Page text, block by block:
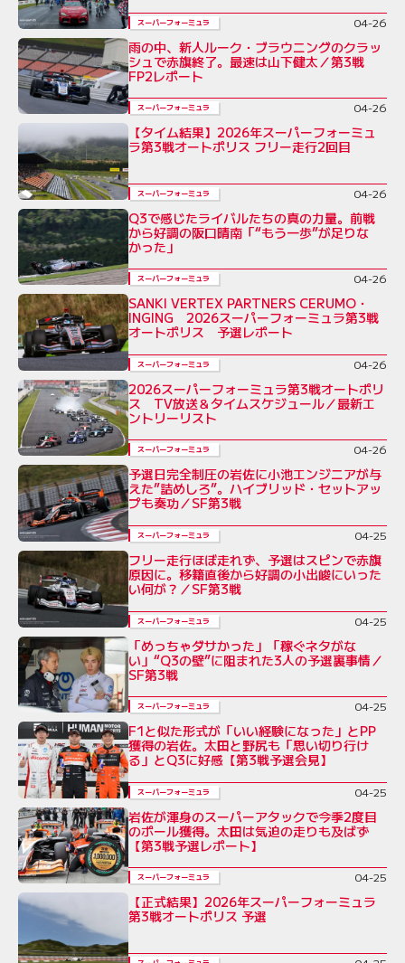
スーパーフォーミュラ 04-26
雨の中、新人ルーク・ブラウニングのクラッ
シュで赤旗終了。最速は山下健太／第3戦
FP2レポート
スーパーフォーミュラ 04-26
【タイム結果】2026年スーパーフォーミュ
ラ第3戦オートポリス フリー走行2回目
スーパーフォーミュラ 04-26
Q3で感じたライバルたちの真の力量。前戦
から好調の阪口晴南「“もう一歩”が足りな
かった」
スーパーフォーミュラ 04-26
SANKI VERTEX PARTNERS CERUMO・
INGING 2026スーパーフォーミュラ第3戦
オートポリス 予選レポート
スーパーフォーミュラ 04-26
2026スーパーフォーミュラ第3戦オートポリ
ス TV放送＆タイムスケジュール／最新エ
ントリーリスト
スーパーフォーミュラ 04-26
予選日完全制圧の岩佐に小池エンジニアが与
えた”詰めしろ”。ハイブリッド・セットアッ
プも奏功／SF第3戦
スーパーフォーミュラ 04-25
フリー走行ほぼ走れず、予選はスピンで赤旗
原因に。移籍直後から好調の小出峻にいった
い何が？／SF第3戦
スーパーフォーミュラ 04-25
「めっちゃダサかった」「稼ぐネタがな
い」“Q3の壁”に阻まれた3人の予選裏事情／
SF第3戦
スーパーフォーミュラ 04-25
F1と似た形式が「いい経験になった」とPP
獲得の岩佐。太田と野尻も「思い切り行け
る」とQ3に好感【第3戦予選会見】
スーパーフォーミュラ 04-25
岩佐が渾身のスーパーアタックで今季2度目
のポール獲得。太田は気迫の走りも及ばず
【第3戦予選レポート】
スーパーフォーミュラ 04-25
【正式結果】2026年スーパーフォーミュラ
第3戦オートポリス 予選